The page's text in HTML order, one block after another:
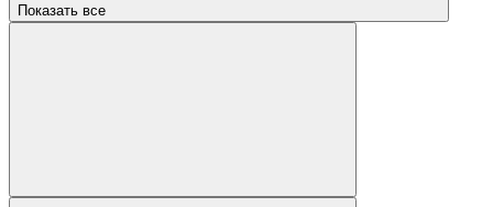
Показать все